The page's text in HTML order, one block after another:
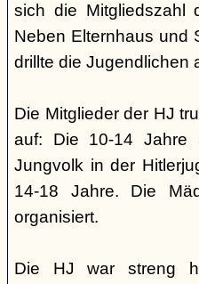
sich die Mitgliedszahl
Neben Elternhaus und
drillte die Jugendlichen
Die Mitglieder der HJ
auf: Die 10-14 Jahre
Jungvolk in der
14-18 Jahre. Die
organisiert.
Die HJ war streng